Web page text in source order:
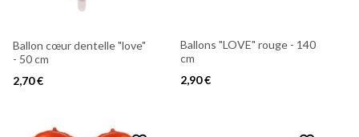
Ballon cœur dentelle "love"
- 50 cm
2,70 €
Ballons "LOVE" rouge - 140
cm
2,90 €